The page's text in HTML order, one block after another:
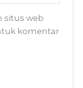
situs web
komentar